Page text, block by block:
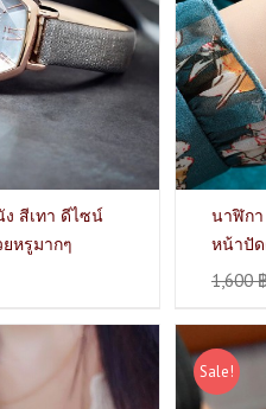
สีเทา ดีไซน์
หรูมากๆ
นาฬิกา
หน้าปั
1,600
Sale!